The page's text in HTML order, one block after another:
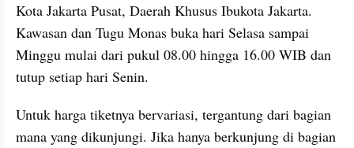
Kota Jakarta Pusat, Daerah Khusus Ibukota Jakarta.
Kawasan dan Tugu Monas buka hari Selasa sampai
Minggu mulai dari pukul 08.00 hingga 16.00 WIB dan
tutup setiap hari Senin.
Untuk harga tiketnya bervariasi, tergantung dari bagian
mana yang dikunjungi. Jika hanya berkunjung di bagian